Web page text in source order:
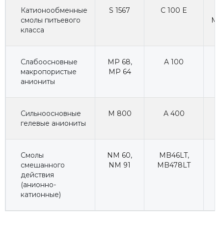
Катионообменные
смолы питьевого
класса
S 1567 C 100 E
Слабоосновные
макропористые
аниониты
MP 68,
MP 64
A 100
Сильноосновные
гелевые аниониты
M 800 A 400
Смолы
смешанного
действия
(анионно-
катионные)
NM 60,
NM 91
MB46LT,
MB478LT